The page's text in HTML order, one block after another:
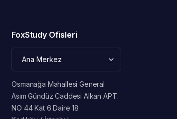
FoxStudy Ofisleri
Osmanağa Mahallesi General
Asım Gündüz Caddesi Alkan APT.
NO 44 Kat 6 Daire 18